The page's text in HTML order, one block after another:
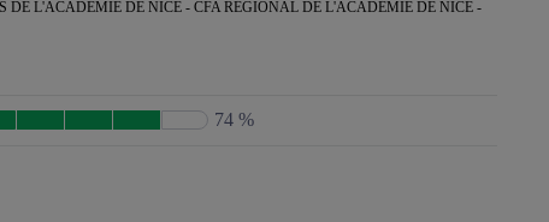
DE L'ACADÉMIE DE NICE - CFA RÉGIONAL DE L'ACADÉMIE DE NICE -
74 %